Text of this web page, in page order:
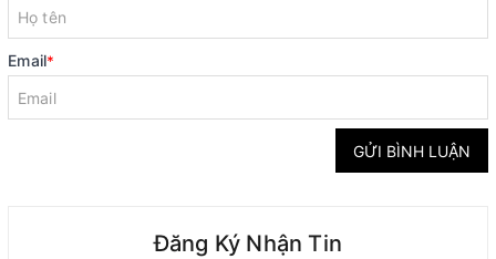
Email*
GỬI BÌNH LUẬN
Đăng Ký Nhận Tin